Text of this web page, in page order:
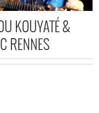
KOUYATÉ &
RENNES